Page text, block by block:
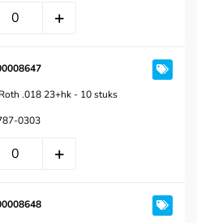
.018 23+hk - 10 stuks
0303